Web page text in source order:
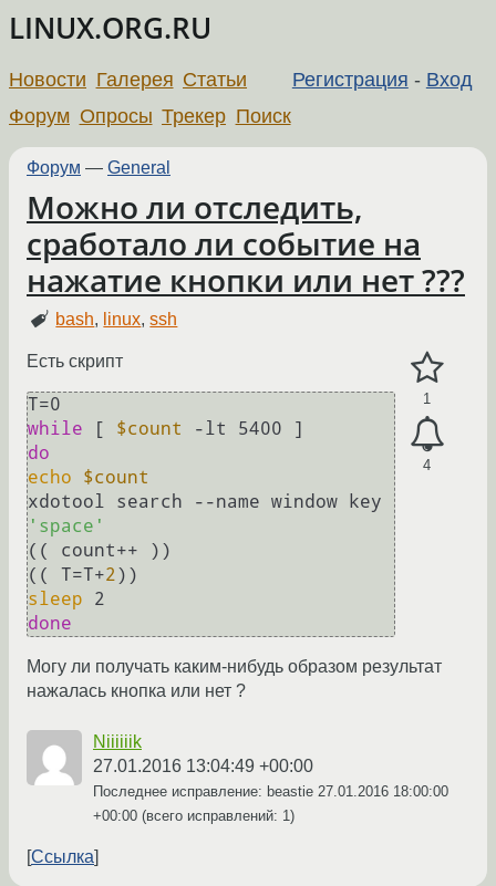
LINUX.ORG.RU
Регистрация - Вход
Новости Галерея Статьи
Форум Опросы Трекер Поиск
Форум — General
Можно ли отследить,
сработало ли событие на
нажатие кнопки или нет ???
bash, linux,ssh
1
4
Есть скрипт
while [ $count
do
echo
$count
'space'
(( count++ ))
(( T=T+2
sleep
done
Могу ли получать каким-нибудь образом результат
нажалась кнопка или нет ?
Niiiiiik
27.01.2016 13:04:49 +00:00
Последнее исправление: beastie 27.01.2016 18:00:00
+00:00 (всего исправлений: 1)
Ссылка